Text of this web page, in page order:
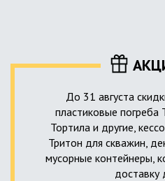
высокотехнологичное
канализационную систему и
До 31 августа
пластиковые погреба
Тортила и другие,
Тритон для скважин,
мусорные контейнеры,
доставку